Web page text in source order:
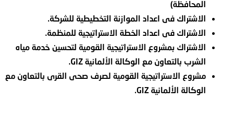
المحافظة)
الاشتراك فى اعداد الموازنة التخطيطية للشركة.
الاشتراك فى اعداد الخطة الاستراتيجية للمنظمة.
الاشتراك بمشروع الاستراتيجية القومية لتحسين خدمة مياه
الشرب بالتعاون مع الوكالة الألمانية GIZ.
مشروع الاستراتيجية القومية لصرف صحى القرى بالتعاون مع
الوكالة الألمانية GIZ.